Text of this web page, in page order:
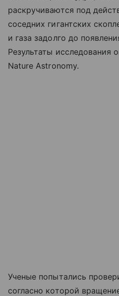
раскручиваются под
соседних гигантских
и газа задолго до
Результаты исследования
Nature Astronomy.
Ученые попытались
согласно которой